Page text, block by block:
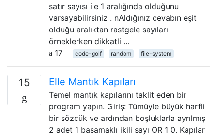
satır sayısı ile 1 aralığında olduğunu
varsayabilirsiniz . nAldığınız cevabın eşit
olduğu aralıktan rastgele sayıları
örneklerken dikkatli …
17
code-golf random file-system
15 Elle Mantık Kapıları
Temel mantık kapılarını taklit eden bir
program yapın. Giriş: Tümüyle büyük harfli
bir sözcük ve ardından boşluklarla ayrılmış
2 adet 1 basamaklı ikili sayı OR 1 0. Kapılar